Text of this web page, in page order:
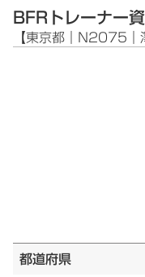
BFRトレーナー
【東京都｜N2075
都道府県